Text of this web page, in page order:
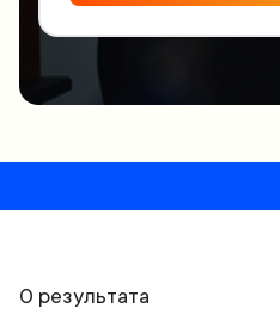
0 результата